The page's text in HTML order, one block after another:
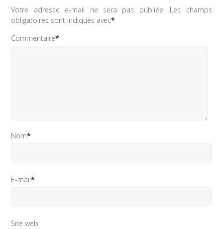
Votre adresse e-mail ne sera pas publiée. Les champs
obligatoires sont indiqués avec*
Commentaire*
Nom*
E-mail*
Site web